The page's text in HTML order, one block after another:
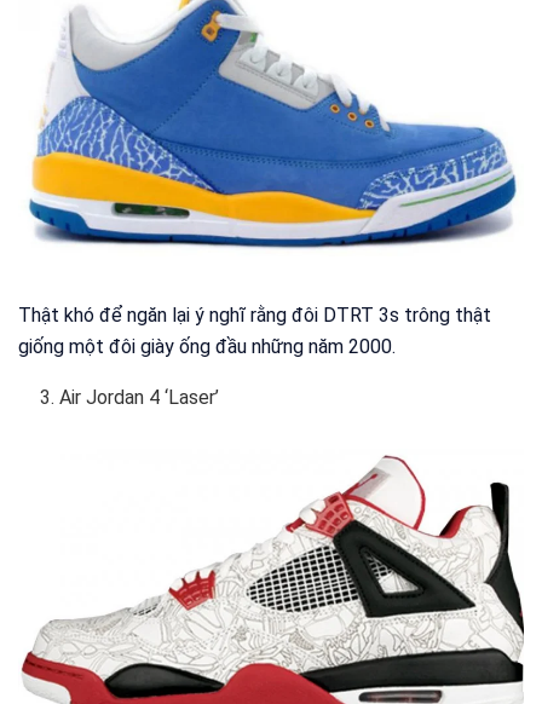
Thật khó để ngăn lại ý nghĩ rằng đôi DTRT 3s trông thật
giống một đôi giày ống đầu những năm 2000.
Air Jordan 4 ‘Laser’